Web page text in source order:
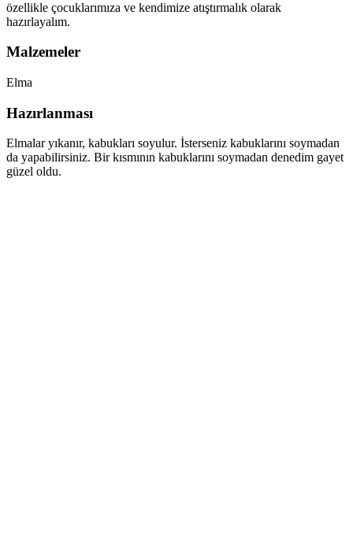
özellikle çocuklarımıza ve kendimize atıştırmalık olarak
hazırlayalım.
Malzemeler
Elma
Hazırlanması
Elmalar yıkanır, kabukları soyulur. İsterseniz kabuklarını soymadan
da yapabilirsiniz. Bir kısmının kabuklarını soymadan denedim gayet
güzel oldu.